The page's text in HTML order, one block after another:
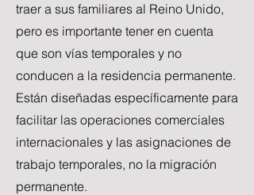
traer a sus familiares al Reino Unido,
pero es importante tener en cuenta
que son vías temporales y no
conducen a la residencia permanente.
Están diseñadas específicamente para
facilitar las operaciones comerciales
internacionales y las asignaciones de
trabajo temporales, no la migración
permanente.